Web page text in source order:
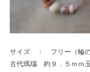
サイズ ： フリー（輪
古代瑪瑙 約９．５ｍｍ